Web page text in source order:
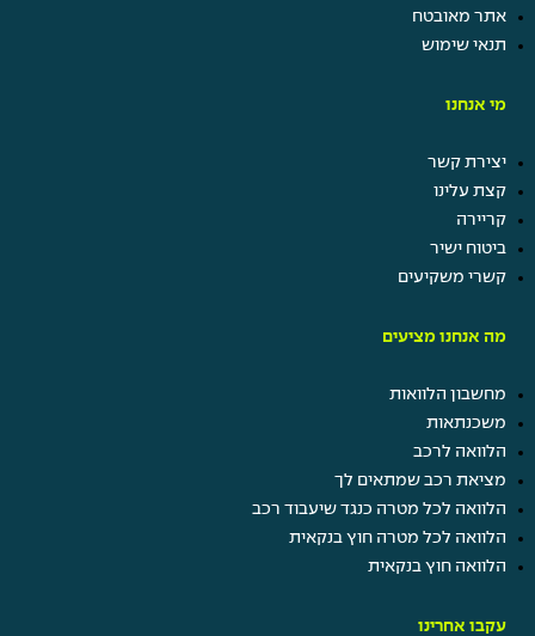
אתר מאובטח
תנאי שימוש
מי אנחנו
יצירת קשר
קצת עלינו
קריירה
ביטוח ישיר
קשרי משקיעים
מה אנחנו מציעים
מחשבון הלוואות
משכנתאות
הלוואה לרכב
מציאת רכב שמתאים לך
הלוואה לכל מטרה כנגד שיעבוד רכב
הלוואה לכל מטרה חוץ בנקאית
הלוואה חוץ בנקאית
עקבו אחרינו